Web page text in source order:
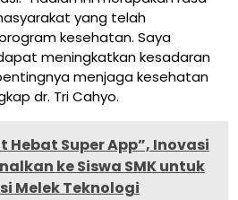
yang telah
kesehatan. Saya
meningkatkan kesadaran
menjaga kesehatan
dr. Tri Cahyo.
Hebat Super App”, Inovasi
ke Siswa SMK untuk
Melek Teknologi